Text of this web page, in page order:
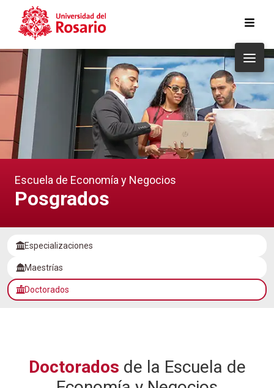
Pasar al contenido principal
Escuela de Economía y Negocios
Posgrados
Especializaciones
Maestrías
Doctorados
Doctorados de la Escuela de